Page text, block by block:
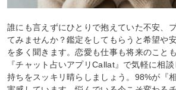
誰にも言えずにひとりで抱えていた不安、
てみませんか？鑑定をしてもらうと希望や
を多く聞きます。恋愛も仕事も将来のこと
『チャット占いアプリCallat』で気軽に相
持ちをスッキリ晴らしましょう。98%が『